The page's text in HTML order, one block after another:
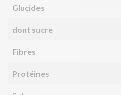
Glucides
dont sucre
Fibres
Protéines